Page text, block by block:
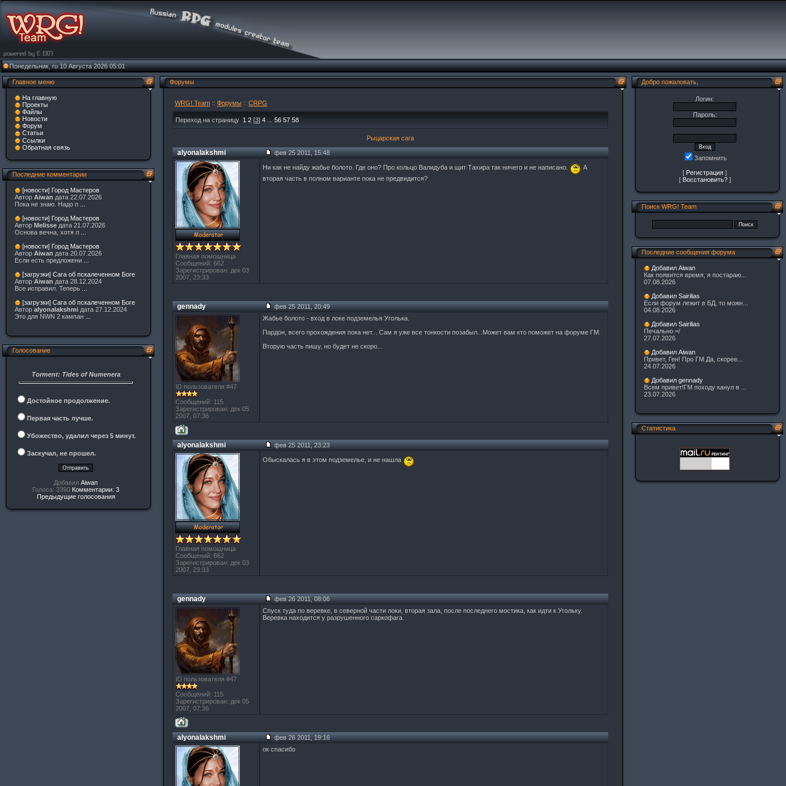
Понедельник, ru 10 Августа 2026 05:01
Главное меню
На главную
Проекты
Файлы
Новости
Форум
Статьи
Ссылки
Обратная связь
Последние комментарии
[новости] Город Мастеров
Автор Aiwan дата 22.07.2026
Пока не знаю. Надо п
[новости] Город Мастеров
Автор Melisse дата 21.07.2026
Основа вечна, хотя л
[новости] Город Мастеров
Автор Aiwan дата 20.07.2026
Если есть предложени
[загрузки] Сага об пскалеченном Боге
Автор Aiwan дата 28.12.2024
Все исправил. Теперь
[загрузки] Сага об пскалеченном Боге
Автор alyonalakshmi дата 27.12.2024
Это для NWN 2 кампан ...
Голосование
Torment: Tides of Numenera
Достойное продолжение.
Первая часть лучше.
Убожество, удалил через 5 минут.
Заскучал, не прошел.
Добавил Aiwan
Голоса: 3390 Комментарии: 3
Предыдущие голосования
Форумы
WRG! Team :: Форумы :: CRPG
Переход на страницу 1 2 [3] 4 56 57 58
Рыцарская сага
alyonalakshmi фев 25 2011, 15:48
Главная помощница
Сообщений: 662
Зарегистрирован: дек 03
2007, 23:33
Ни как не найду жабье болото. Где оно? Про кольцо Валидуба и щит Тахира так ничего и не написано.
А
вторая часть в полном варианте пока не предвидится?
gennady фев 25 2011, 20:49
ID пользователя #47
Сообщений: 115
Зарегистрирован: дек 05
2007, 07:36
Жабье болото - вход в локе подземелья Уголька.
Пардон, всего прохождения пока нет... Сам я уже все тонкости позабыл...Может вам кто поможет на форуме ГМ.
Вторую часть пишу, но будет не скоро...
alyonalakshmi фев 25 2011, 23:23
Главная помощница
Сообщений: 662
Зарегистрирован: дек 03
2007, 23:33
Обыскалась я в этом подземелье, и не нашла
gennady фев 26 2011, 08:06
ID пользователя #47
Сообщений: 115
Зарегистрирован: дек 05
2007, 07:36
Спуск туда по веревке, в северной части локи, вторая зала, после последнего мостика, как идти к Угольку.
Веревка находится у разрушенного саркофага.
alyonalakshmi
фев 26 2011, 19:16
ок спасибо
Добро пожаловать,
Логин:
Пароль:
Запомнить
[ Регистрация ]
[ Восстановить?]
Поиск WRG! Team
Последние сообщения форума
Добавил Aiwan
Как появится время, я постараю...
07.08.2026
Добавил Sairilias
Если форум лежит в БД, то можн...
04.08.2026
Добавил Sairilias
Печально =/
27.07.2026
Добавил Aiwan
Привет, Ген! Про ГМ Да, скорее...
24.07.2026
Добавил gennady
Всем привет!ГМ походу канул в ...
23.07.2026
Статистика